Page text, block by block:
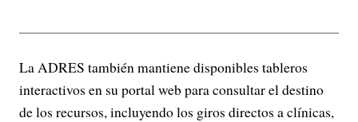
La ADRES también mantiene disponibles tableros
interactivos en su portal web para consultar el destino
de los recursos, incluyendo los giros directos a clínicas,